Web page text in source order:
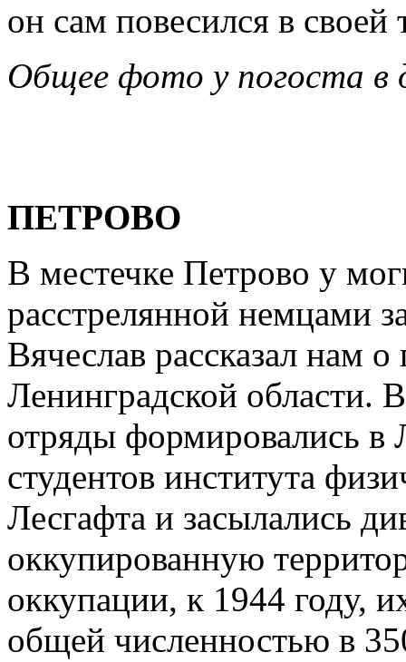
он сам повесился в
Общее фото у погоста в
ПЕТРОВО
В местечке Петрово у
расстрелянной немцами
Вячеслав рассказал нам
Ленинградской области.
отряды формировались в
студентов института
Лесгафта и засылались
оккупированную
оккупации, к 1944 году,
общей численностью в